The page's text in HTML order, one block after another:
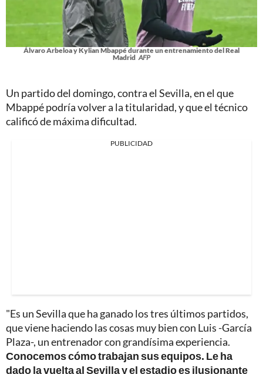
Álvaro Arbeloa y Kylian Mbappé durante un entrenamiento del Real
Madrid AFP
Un partido del domingo, contra el Sevilla, en el que
Mbappé podría volver a la titularidad, y que el técnico
calificó de máxima dificultad.
PUBLICIDAD
"Es un Sevilla que ha ganado los tres últimos partidos,
que viene haciendo las cosas muy bien con Luis -García
Plaza-, un entrenador con grandísima experiencia.
Conocemos cómo trabajan sus equipos. Le ha
dado la vuelta al Sevilla y el estadio es ilusionante